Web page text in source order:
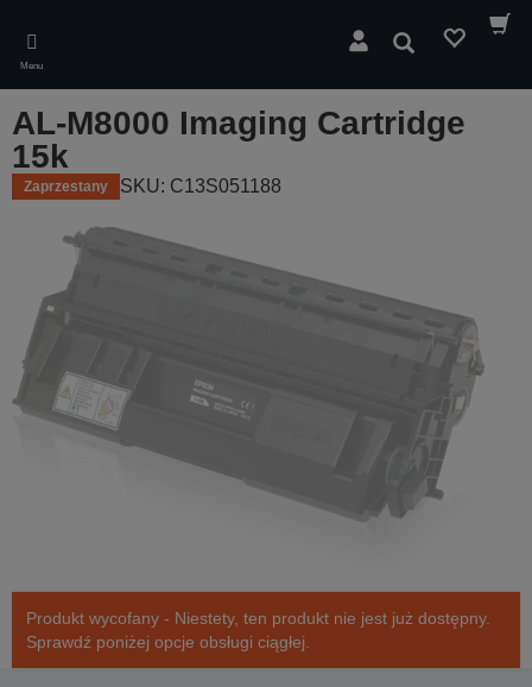
main
content
Menu
Wyszukaj
AL-M8000 Imaging Cartridge
15k
Zaprzestany SKU: C13S051188
Produkt wycofany - Niestety, ten produkt nie jest już dostępny.
Sprawdź poniżej opcje obsługi ciągłej.